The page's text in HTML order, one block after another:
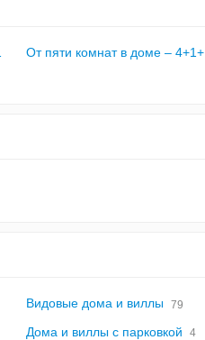
От пяти комнат в доме – 4+1+
Видовые дома и виллы 79
Дома и виллы с парковкой 4